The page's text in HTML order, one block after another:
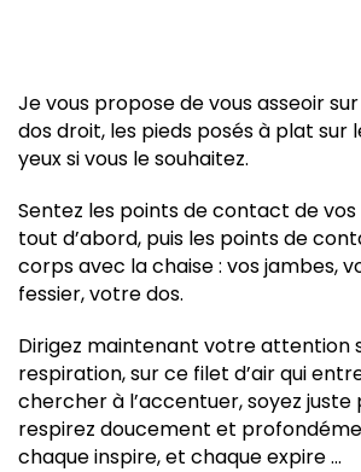
Je vous propose de vous asseoir
dos droit, les pieds posés à plat sur
yeux si vous le souhaitez.
Sentez les points de contact de
tout d’abord, puis les points de
corps avec la chaise : vos jambes,
fessier, votre dos.
Dirigez maintenant votre attention
respiration, sur ce filet d’air qui
chercher à l’accentuer, soyez juste
respirez doucement et
chaque inspire, et chaque expire …